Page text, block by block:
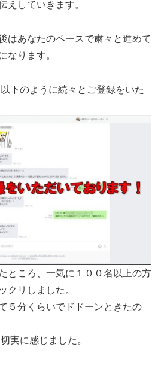
えしていきます。
はあなたのペースで粛々と進めて
なります。
下のように続々とご登録をいた
ところ、一気に１００名以上の方
クリしました。
５分くらいでドドーンときたの
実に感じました。